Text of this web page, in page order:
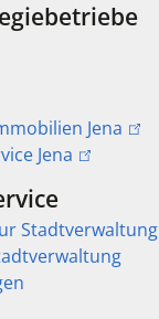
Jena
Jena
Stadtverwaltung